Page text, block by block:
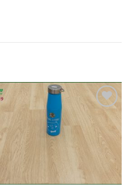
Yêu
thích